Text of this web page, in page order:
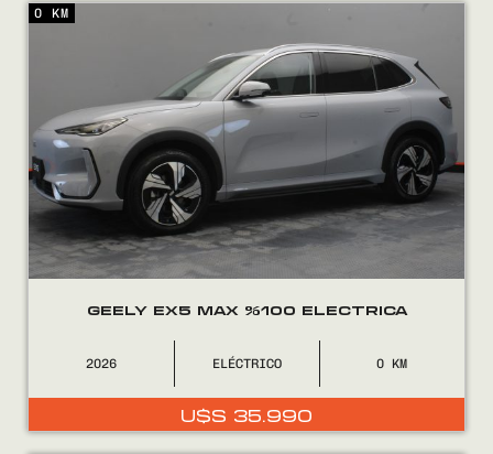
COMPRÁ
VENDÉ
FINANCIÁ
NOSOTROS
CONTACTO
GEELY EX5 MAX %100 ELECTRICA
2026 ELÉCTRICO 0
U$S 35.990
0 KM